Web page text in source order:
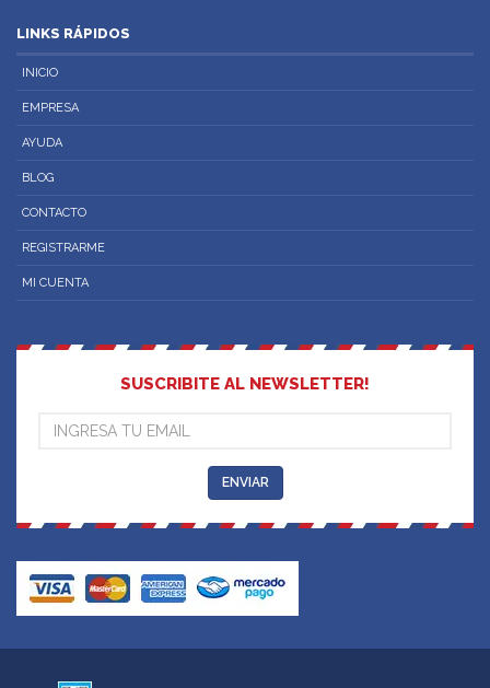
LINKS RÁPIDOS
INICIO
EMPRESA
AYUDA
BLOG
CONTACTO
REGISTRARME
MI CUENTA
SUSCRIBITE AL NEWSLETTER!
ENVIAR